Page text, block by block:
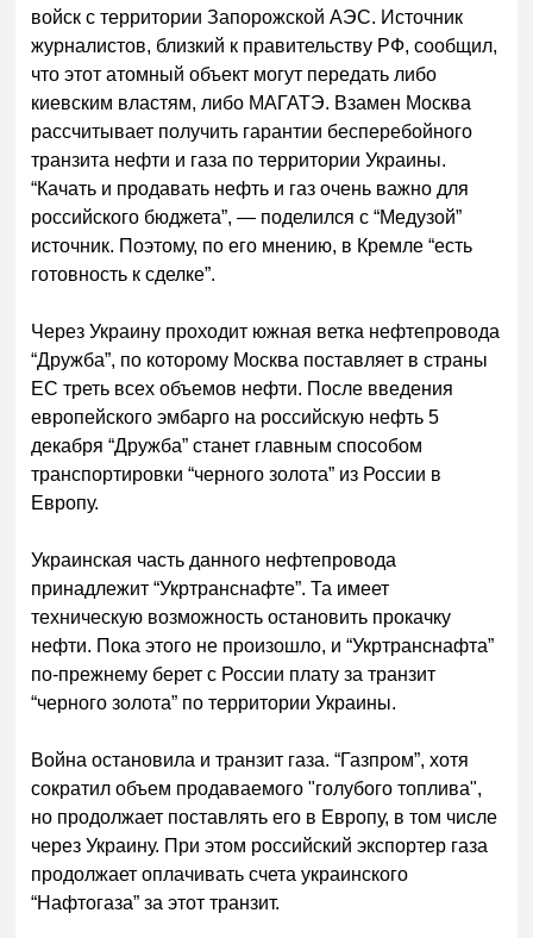
войск с территории Запорожской АЭС. Источник
журналистов, близкий к правительству РФ, сообщил,
что этот атомный объект могут передать либо
киевским властям, либо МАГАТЭ. Взамен Москва
рассчитывает получить гарантии бесперебойного
транзита нефти и газа по территории Украины.
“Качать и продавать нефть и газ очень важно для
российского бюджета”, — поделился с “Медузой”
источник. Поэтому, по его мнению, в Кремле “есть
готовность к сделке”.
Через Украину проходит южная ветка нефтепровода
“Дружба”, по которому Москва поставляет в страны
ЕС треть всех объемов нефти. После введения
европейского эмбарго на российскую нефть 5
декабря “Дружба” станет главным способом
транспортировки “черного золота” из России в
Европу.
Украинская часть данного нефтепровода
принадлежит “Укртранснафте”. Та имеет
техническую возможность остановить прокачку
нефти. Пока этого не произошло, и “Укртранснафта”
по-прежнему берет с России плату за транзит
“черного золота” по территории Украины.
Война остановила и транзит газа. “Газпром”, хотя
сократил объем продаваемого "голубого топлива",
но продолжает поставлять его в Европу, в том числе
через Украину. При этом российский экспортер газа
продолжает оплачивать счета украинского
“Нафтогаза” за этот транзит.